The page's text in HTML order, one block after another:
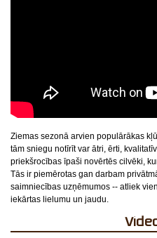
Ziemas sezonā arvien populārākas
tām sniegu notīrīt var ātri, ērti,
priekšrocības īpaši novērtēs cilvēki,
Tās ir piemērotas gan darbam
saimniecības uzņēmumos -- atliek
iekārtas lielumu un jaudu.